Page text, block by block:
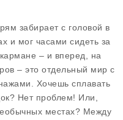
забирает с головой в
и мог часами сидеть за
– и вперед, на
– это отдельный мир с
Хочешь сплавать
Нет проблем! Или,
местах? Между